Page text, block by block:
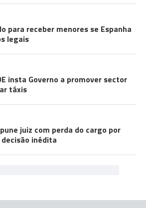
para receber menores se Espanha
legais
insta Governo a promover sector
táxis
juiz com perda do cargo por
inédita